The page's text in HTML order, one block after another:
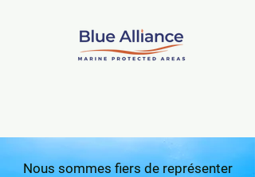
Nous sommes fiers de représenter